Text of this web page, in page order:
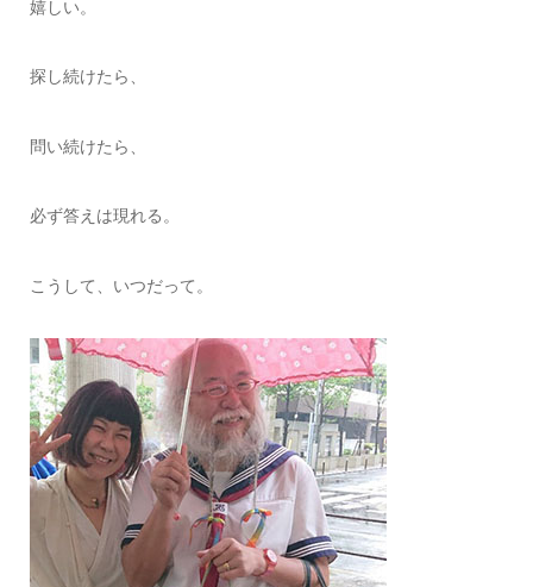
嬉しい。
探し続けたら、
問い続けたら、
必ず答えは現れる。
こうして、いつだって。